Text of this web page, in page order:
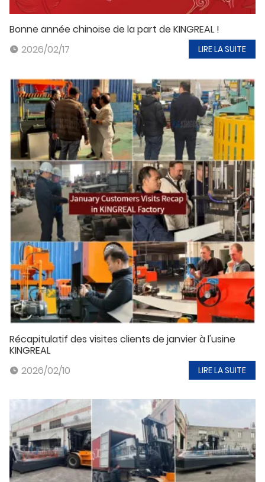
Bonne année chinoise de la part de KINGREAL !
2026/02/17
LIRE LA SUITE
Récapitulatif des visites clients de janvier à l'usine
KINGREAL
2026/02/10
LIRE LA SUITE